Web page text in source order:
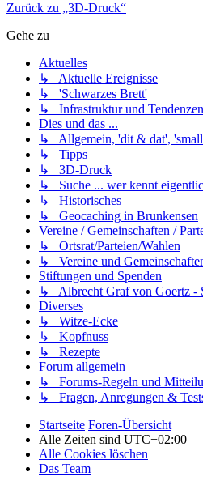
Zurück zu „3D-Druck“
Gehe zu
Aktuelles
↳ Aktuelle Ereignisse
↳ 'Schwarzes Brett'
↳ Infrastruktur und Tendenzen
Dies und das ...
↳ Allgemein, 'dit & dat',
↳ Tipps
↳ 3D-Druck
↳ Suche ... wer kennt
↳ Historisches
↳ Geocaching in Brunkensen
Vereine / Gemeinschaften /
↳ Ortsrat/Parteien/Wahlen
↳ Vereine und
Stiftungen und Spenden
↳ Albrecht Graf von Goertz -
Diverses
↳ Witze-Ecke
↳ Kopfnuss
↳ Rezepte
Forum allgemein
↳ Forums-Regeln und
↳ Fragen, Anregungen &
Startseite Foren-Übersicht
Alle Zeiten sind UTC+02:00
Alle Cookies löschen
Das Team